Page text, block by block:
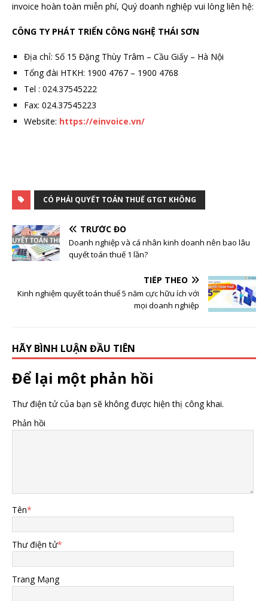
invoice hoàn toàn miễn phí, Quý doanh nghiệp vui lòng liên hệ:
CÔNG TY PHÁT TRIỂN CÔNG NGHỆ THÁI SƠN
Địa chỉ: Số 15 Đặng Thùy Trâm – Cầu Giấy – Hà Nội
Tổng đài HTKH: 1900 4767 – 1900 4768
Tel : 024.37545222
Fax: 024.37545223
Website: https://einvoice.vn/
CÓ PHẢI QUYẾT TOÁN THUẾ GTGT KHÔNG
TRƯỚC ĐÓ
Doanh nghiệp và cá nhân kinh doanh nên bao lâu
quyết toán thuế 1 lần?
TIẾP THEO
Kinh nghiệm quyết toán thuế 5 năm cực hữu ích với
mọi doanh nghiệp
HÃY BÌNH LUẬN ĐẦU TIÊN
Để lại một phản hồi
Thư điện tử của bạn sẽ không được hiện thị công khai.
Phản hồi
Tên*
Thư điện tử*
Trang Mạng